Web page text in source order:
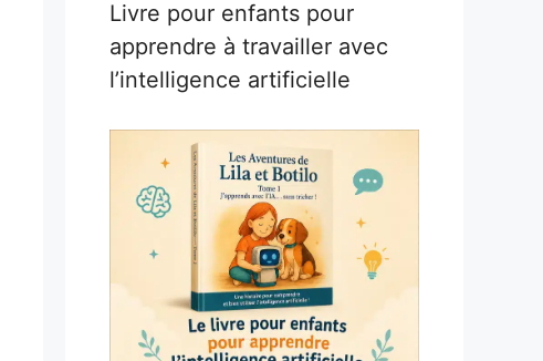
Livre pour enfants pour
apprendre à travailler avec
l’intelligence artificielle